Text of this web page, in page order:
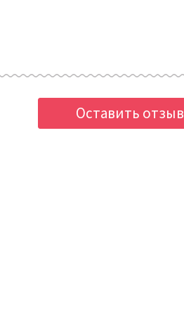
Оставить отзыв